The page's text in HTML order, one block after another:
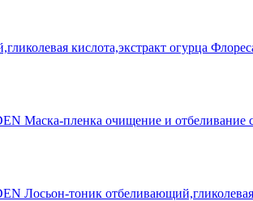
кислота,экстракт огурца
Маска-пленка очищение и отбеливание
Лосьон-тоник отбеливающий,гликолевая